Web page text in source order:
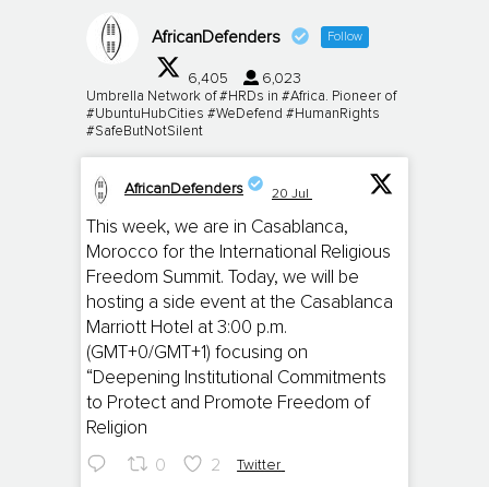
AfricanDefenders Follow
6,405 6,023
Umbrella Network of #HRDs in #Africa. Pioneer of
#UbuntuHubCities #WeDefend #HumanRights
#SafeButNotSilent
;
AfricanDefenders 20 Jul
This week, we are in Casablanca,
Morocco for the International Religious
Freedom Summit. Today, we will be
hosting a side event at the Casablanca
Marriott Hotel at 3:00 p.m.
(GMT+0/GMT+1) focusing on
“Deepening Institutional Commitments
to Protect and Promote Freedom of
Religion
0 2 Twitter